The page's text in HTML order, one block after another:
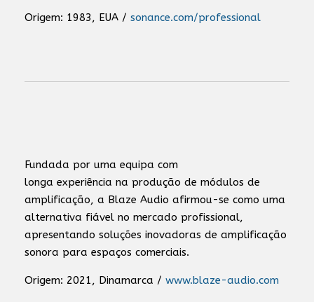
Origem: 1983, EUA / sonance.com/professional
Fundada por uma equipa com
longa experiência na produção de módulos de
amplificação, a Blaze Audio afirmou-se como uma
alternativa fiável no mercado profissional,
apresentando soluções inovadoras de amplificação
sonora para espaços comerciais.
Origem: 2021, Dinamarca / www.blaze-audio.com